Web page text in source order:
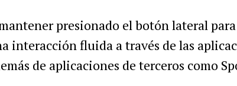
presionado el botón lateral
interacción fluida a través de las
de aplicaciones de terceros como